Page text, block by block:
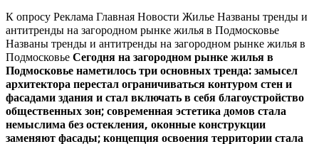
К опросу Реклама Главная Новости Жилье Названы тренды и
антитренды на загородном рынке жилья в Подмосковье
Названы тренды и антитренды на загородном рынке жилья в
Подмосковье Сегодня на загородном рынке жилья в
Подмосковье наметилось три основных тренда: замысел
архитектора перестал ограничиваться контуром стен и
фасадами здания и стал включать в себя благоустройство
общественных зон; современная эстетика домов стала
немыслима без остекления, оконные конструкции
заменяют фасады; концепция освоения территории стала